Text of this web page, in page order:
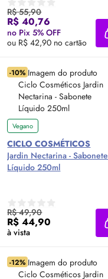
R$ 55,90
R$ 40,76
no Pix 5% OFF
ou R$ 42,90 no cartão
-10%
Vegano
CICLO COSMÉTICOS
Jardin Nectarina - Sabonete
Líquido 250ml
R$ 49,90
R$ 44,90
à vista
-12%